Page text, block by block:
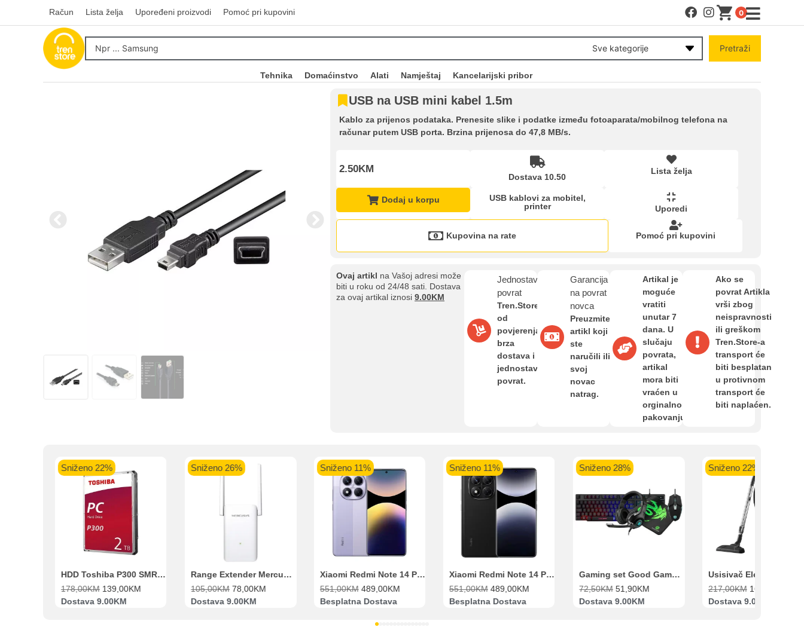
Račun Lista želja Upoređeni proizvodi Pomoć pri kupovini 0
Sve kategorije Pretraži
Tehnika Domaćinstvo Alati Namještaj Kancelarijski pribor
USB na USB mini kabel 1.5m
Kablo za prijenos podataka. Prenesite slike i podatke između fotoaparata/mobilnog telefona na
računar putem USB porta. Brzina prijenosa do 47,8 MB/s.
2.50KM
Dostava 10.50
Lista želja
Dodaj u korpu
USB kablovi za mobitel,
printer
Uporedi
Kupovina na rate Pomoć pri kupovini
Ovaj artikl na Vašoj adresi može
biti u roku od 24/48 sati. Dostava
za ovaj artikal iznosi 9.00KM
Jednostavan
povrat
Tren.Store
od
povjerenja,
brza
dostava i
jednostavan
povrat.
Garancija
na povrat
novca
Preuzmite
artikl koji
ste
naručili ili
svoj
novac
natrag.
Artikal je
moguće
vratiti
unutar 7
dana. U
slučaju
povrata,
artikal
mora biti
vraćen u
orginalnom
pakovanju.
Ako se
povrat Artikla
vrši zbog
neispravnosti
ili greškom
Tren.Store-a
transport će
biti besplatan
u protivnom
transport će
biti naplaćen.
Sniženo 22%
HDD Toshiba P300 SMR 3.5″ 2TB SATA III
178,00KM 139,00KM
Dostava 9.00KM
Sniženo 26%
Range Extender Mercusys AX3000 ME80X Wi-Fi 6
105,00KM 78,00KM
Dostava 9.00KM
Sniženo 11%
Xiaomi Redmi Note 14 Pro 8GB 256GB Ljubičasti
551,00KM 489,00KM
Besplatna Dostava
Sniženo 11%
Xiaomi Redmi Note 14 Pro 8GB 256GB Crni
551,00KM 489,00KM
Besplatna Dostava
Sniženo 28%
Gaming set Good Game Tastatura, Miš, Slušalice i podloga za miš
72,50KM 51,90KM
Dostava 9.00KM
Sniženo 22%
217,00KM 169,00
Dostava 9.00KM
Račun
Upoređeni proizvodi
Informacije o dostavi
O nama
Privatnost kupca
Kupovina na rate
Sve je lakše kad se podijeli!
Kupovinu na rate možete obaviti ukoliko posjedujete jednu od slikovito prikazanih kartica ispod.
UniCredit banka VISA
Obročna do 24 rate
Sparkasse banka
MasterCard
Shop'n'Fun do 36 rata
Raiffeisen banka VISA
Magic Card do 36 rata
Bit će uračunati bankarski troškovi u iznosi od 3.5%